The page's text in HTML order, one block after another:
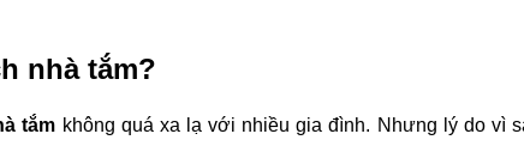
nhà tắm?
tắm không quá xa lạ với nhiều gia đình. Nhưng lý do vì